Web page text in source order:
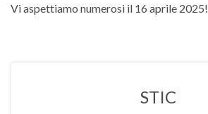
Vi aspettiamo numerosi il 16 aprile 2025!
STIC